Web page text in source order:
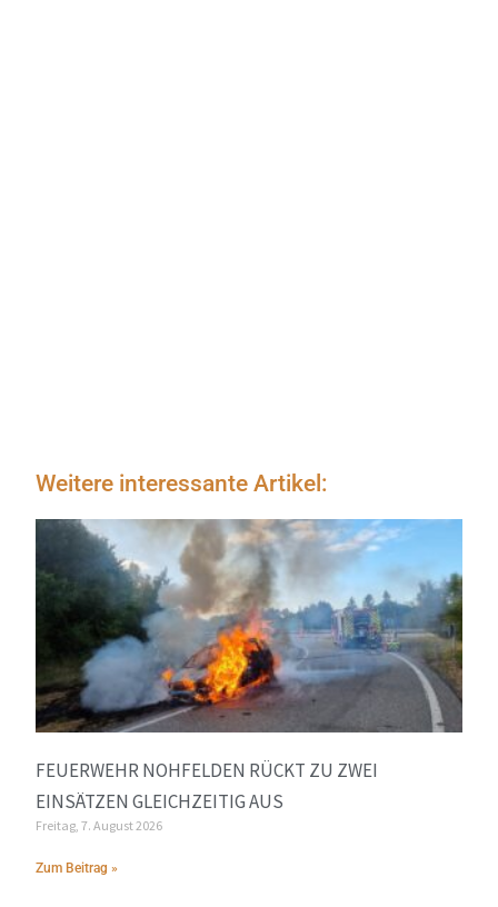
Weitere interessante Artikel:
FEUERWEHR NOHFELDEN RÜCKT ZU ZWEI
EINSÄTZEN GLEICHZEITIG AUS
Freitag, 7. August 2026
Zum Beitrag »